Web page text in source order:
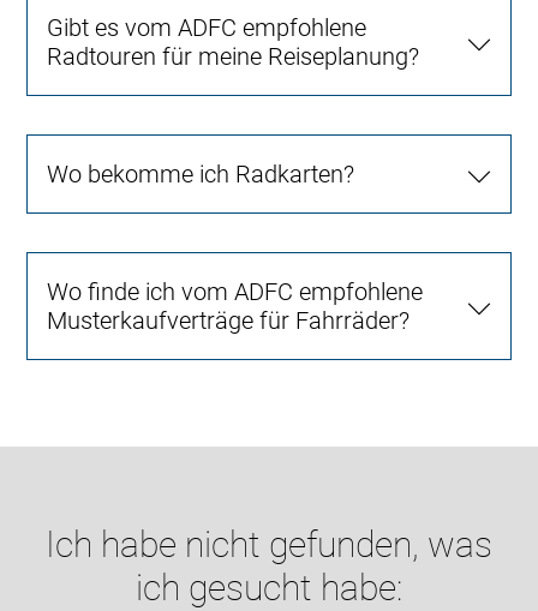
Gibt es vom ADFC empfohlene
Radtouren für meine Reiseplanung?
Wo bekomme ich Radkarten?
Wo finde ich vom ADFC empfohlene
Musterkaufverträge für Fahrräder?
Ich habe nicht gefunden, was
ich gesucht habe: